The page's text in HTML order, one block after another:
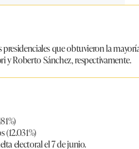
que obtuvieron la
y Roberto Sánchez, respectivamente.
(12.031%)
electoral el 7 de junio.